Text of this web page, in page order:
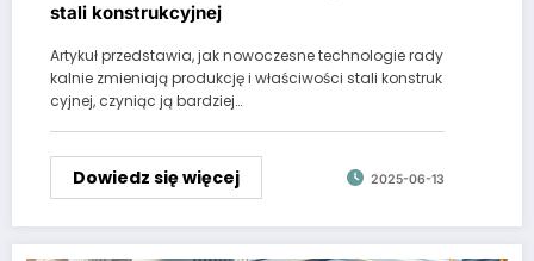
stali konstrukcyjnej
Artykuł przedstawia, jak nowoczesne technologie rady
kalnie zmieniają produkcję i właściwości stali konstruk
cyjnej, czyniąc ją bardziej…
Dowiedz się więcej 2025-06-13